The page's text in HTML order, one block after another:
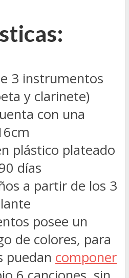
3 instrumentos
y clarinete)
con una
plástico plateado
días
a partir de los 3
posee un
de colores, para
puedan componer